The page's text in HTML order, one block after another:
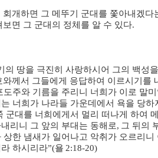
회개하면 그 메뚜기 군대를 쫓아내겠다
보면 그 군대의 정체를 알 수 있다.
의 땅을 극진히 사랑하시어 그의 백성
와께서 그들에게 응답하여 이르시기를
도주와 기름을 주리니 너희가 이로 말
너희가 나라들 가운데에서 욕을 당하
군대를 너희에게서 멀리 떠나게 하여
리니 그 앞의 부대는 동해로, 그 뒤의
상한 냄새가 일어나고 악취가 오르리니
하시리라”(욜 2:18-20)